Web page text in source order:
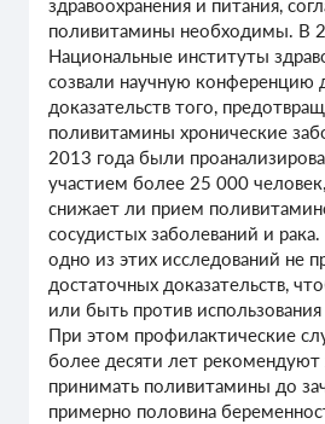
здравоохранения и питания,
поливитамины необходимы. В
Национальные институты
созвали научную конференцию
доказательств того,
поливитамины хронические
2013 года были
участием более 25 000
снижает ли прием
сосудистых заболеваний и
одно из этих исследований не
достаточных доказательств,
или быть против
При этом профилактические
более десяти лет
принимать поливитамины до
примерно половина